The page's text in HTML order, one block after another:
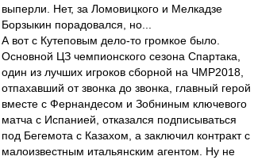
выперли. Нет, за Ломовицкого и Мелкадзе
Борзыкин порадовался, но...
А вот с Кутеповым дело-то громкое было.
Основной ЦЗ чемпионского сезона Спартака,
один из лучших игроков сборной на ЧМР2018,
отпахавший от звонка до звонка, главный герой
вместе с Фернандесом и Зобниным ключевого
матча с Испанией, отказался подписываться
под Бегемота с Казахом, а заключил контракт с
малоизвестным итальянским агентом. Ну не